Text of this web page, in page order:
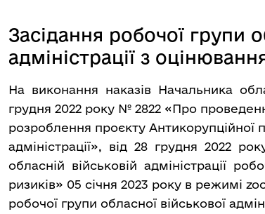
Засідання робочої групи
адміністрації з
На виконання наказів Начальника
грудня 2022 року № 2822 «Про
розроблення проєкту Антикорупційної
адміністрації», від 28 грудня 2022
обласній військовій адміністрації
ризиків» 05 січня 2023 року в режимі
робочої групи обласної військової